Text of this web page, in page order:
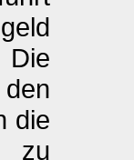
die
zu